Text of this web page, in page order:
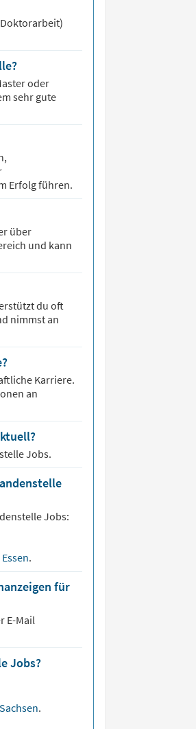
oder
sehr gute
Erfolg führen.
über
und kann
du oft
nimmst an
Karriere.
an
Jobs.
Jobs:
.
für
E-Mail
Jobs?
Sachsen.